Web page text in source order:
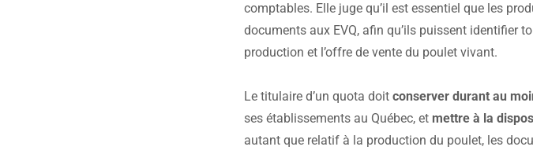
comptables. Elle juge qu’il est essentiel que les
documents aux EVQ, afin qu’ils puissent identifier
production et l’offre de vente du poulet vivant.
Le titulaire d’un quota doitconserver durant au
ses établissements au Québec, et mettre à la
autant que relatif à la production du poulet, les